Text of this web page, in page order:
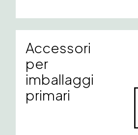
Accessori
per
imballaggi
primari